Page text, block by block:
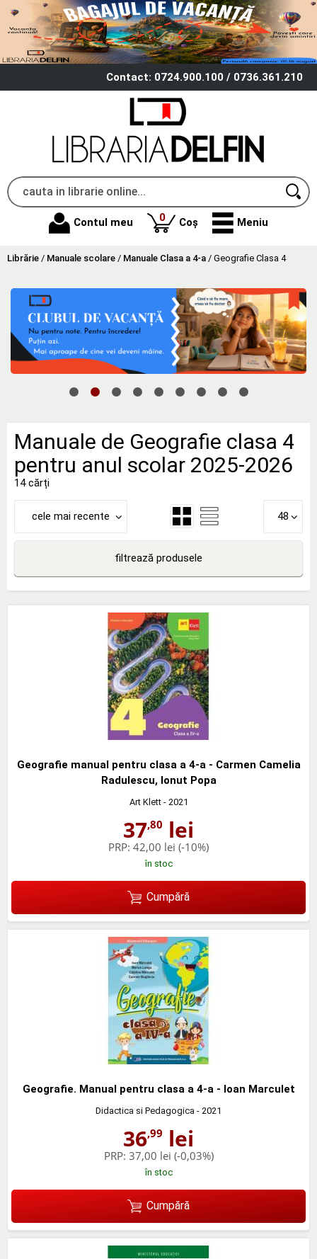
Contact: 0724.900.100 / 0736.361.210
Contul meu 0produse
Coș Meniu
Librărie / Manuale scolare / Manuale Clasa a 4-a / Geografie Clasa 4
Manuale de Geografie clasa 4
pentru anul scolar 2025-2026
14 cărți
cele mai recente 48
filtrează produsele
Geografie manual pentru clasa a 4-a - Carmen Camelia
Radulescu, Ionut Popa
Art Klett- 2021
37,80 lei
PRP: 42,00 lei (-10%)
în stoc
Cumpără
Geografie. Manual pentru clasa a 4-a - Ioan Marculet
Didactica si Pedagogica - 2021
36,99 lei
PRP: 37,00 lei (-0,03%)
în stoc
Cumpără